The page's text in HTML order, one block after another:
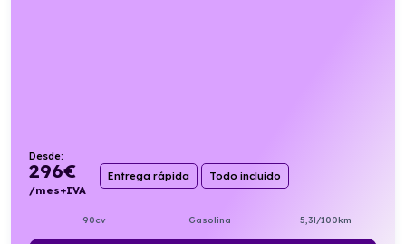
Desde:
296€
/mes+IVA
Entrega rápida Todo incluido
90cv Gasolina 5,3l/100km